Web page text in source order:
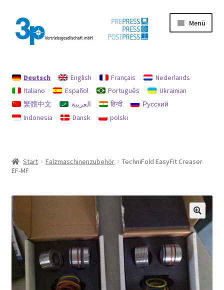
Zur
Navigation
springen
Zum
Inhalt
springen
Menü
Datenschutz
Gebrauchtmaschinen
Deutsch English Français
Nederlands
Italiano
Español Português
Ukrainian
繁體中文
العربية हिन्दी
Русский
Indonesia
Dansk polski
Start Falzmaschinenzubehör
TechniFold EasyFit Creaser
EF-MF